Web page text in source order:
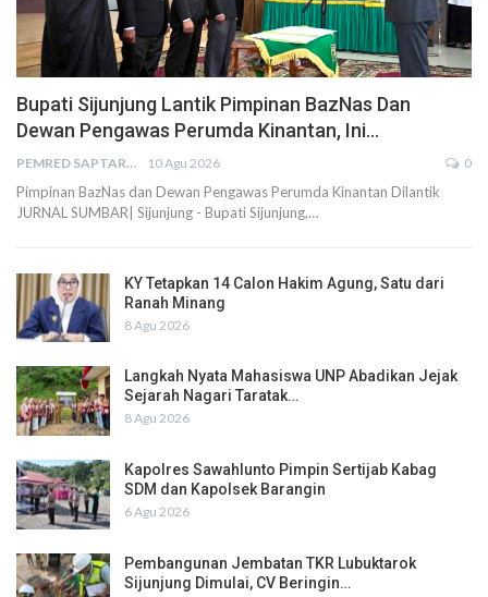
Bupati Sijunjung Lantik Pimpinan BazNas Dan
Dewan Pengawas Perumda Kinantan, Ini…
PEMRED SAPTARIUS 10 Agu 2026 0
Pimpinan BazNas dan Dewan Pengawas Perumda Kinantan Dilantik
JURNAL SUMBAR| Sijunjung - Bupati Sijunjung,…
KY Tetapkan 14 Calon Hakim Agung, Satu dari
Ranah Minang
8 Agu 2026
Langkah Nyata Mahasiswa UNP Abadikan Jejak
Sejarah Nagari Taratak…
8 Agu 2026
Kapolres Sawahlunto Pimpin Sertijab Kabag
SDM dan Kapolsek Barangin
6 Agu 2026
Pembangunan Jembatan TKR Lubuktarok
Sijunjung Dimulai, CV Beringin…